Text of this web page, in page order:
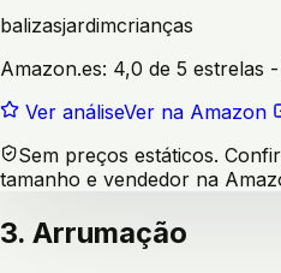
balizasjardimcrianças
Amazon.es: 4,0 de 5 estrelas
Ver análiseVer na Amazon
Sem preços estáticos.
tamanho e vendedor na
3. Arrumação